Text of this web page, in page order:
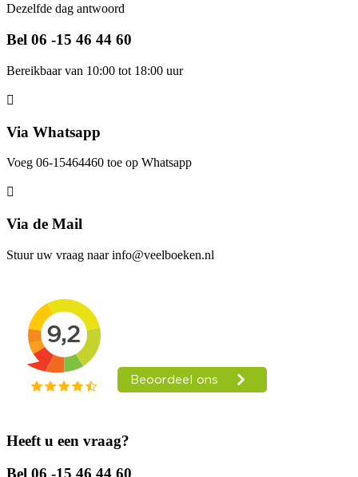
Dezelfde dag antwoord
Bel 06 -15 46 44 60
Bereikbaar van 10:00 tot 18:00 uur
Via Whatsapp
Voeg 06-15464460 toe op Whatsapp
Via de Mail
Stuur uw vraag naar info@veelboeken.nl
Heeft u een vraag?
Bel 06 -15 46 44 60